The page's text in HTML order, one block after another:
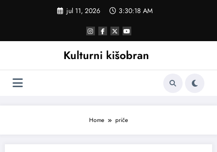
jul 11, 2026 3:30:18 AM
Kulturni kišobran
Home priče